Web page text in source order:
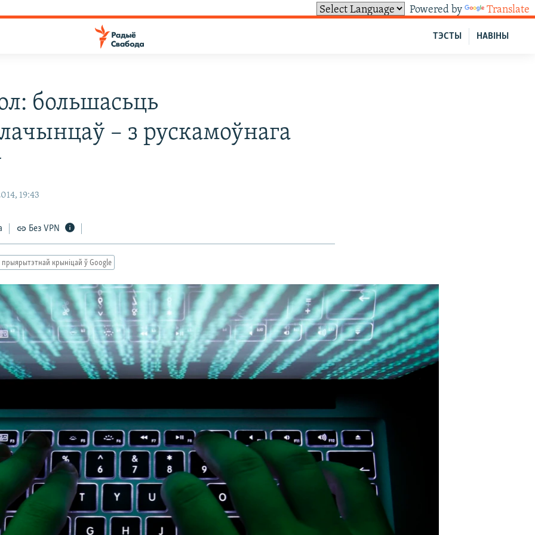
Powered by Translate
НАВІНЫ
ТЭСТЫ
большасьць
– з рускамоўнага
19:43
Без VPN
прыярытэтнай крыніцай ў Google